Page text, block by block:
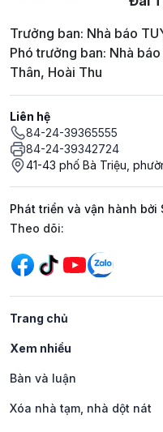
Trưởng ban: Nhà báo
Phó trưởng ban: Nhà
Thân, Hoài Thu
Liên hệ
84-24-39365555
84-24-39342724
41-43 phố Bà Triệu,
Phát triển và vận hành bởi
Mạng xã hội
Theo dõi:
Trang chủ
Xem nhiều
Bàn và luận
Xóa nhà tạm, nhà dột nát